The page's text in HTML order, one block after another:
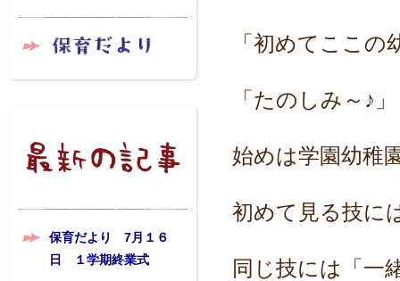
保育だより 7月１６
日 １学期終業式
「初めてここの
「たのしみ～♪
始めは学園幼稚
初めて見る技に
同じ技には「一